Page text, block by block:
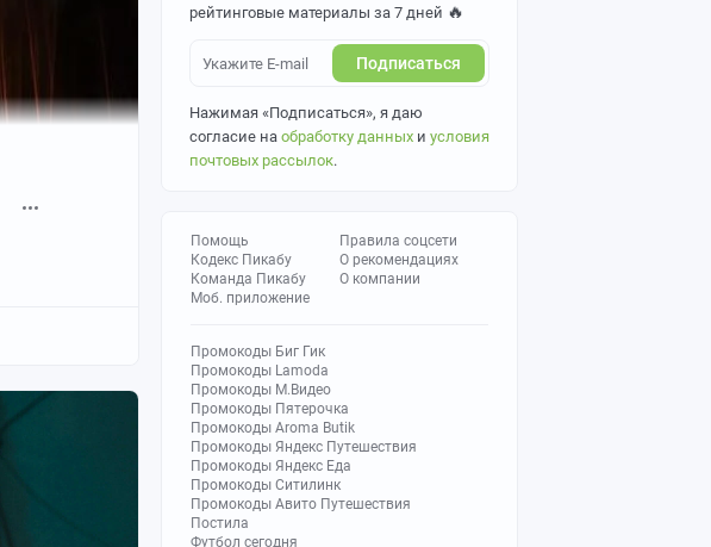
рейтинговые материалы за 7 дней 🔥
Подписаться
Нажимая «Подписаться», я даю
согласие на обработку данных и условия
почтовых рассылок.
Помощь
Кодекс Пикабу
Команда Пикабу
Моб. приложение
Правила соцсети
О рекомендациях
О компании
Промокоды Биг Гик
Промокоды Lamoda
Промокоды М.Видео
Промокоды Пятерочка
Промокоды Aroma Butik
Промокоды Яндекс Путешествия
Промокоды Яндекс Еда
Промокоды Ситилинк
Промокоды Авито Путешествия
Постила
Футбол сегодня